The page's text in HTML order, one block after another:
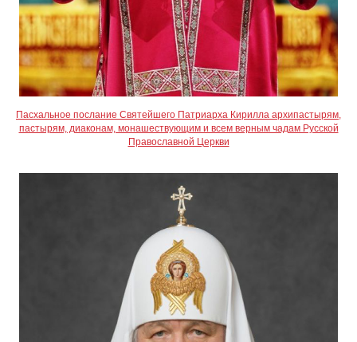
Пасхальное послание Святейшего Патриарха Кирилла архипастырям,
пастырям, диаконам, монашествующим и всем верным чадам Русской
Православной Церкви